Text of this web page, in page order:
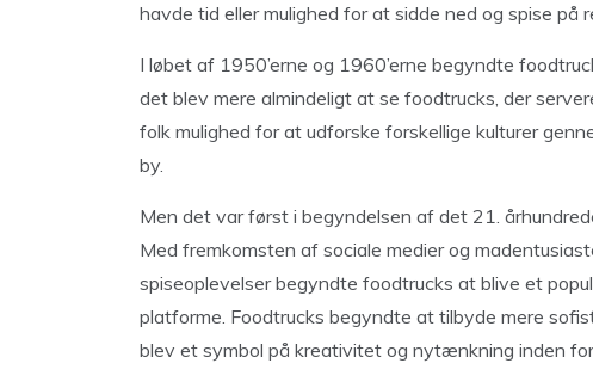
havde tid eller mulighed for at sidde ned og spise på
I løbet af 1950’erne og 1960’erne begyndte
det blev mere almindeligt at se foodtrucks, der
folk mulighed for at udforske forskellige kulturer
by.
Men det var først i begyndelsen af det 21.
Med fremkomsten af sociale medier og
spiseoplevelser begyndte foodtrucks at blive et
platforme. Foodtrucks begyndte at tilbyde mere
blev et symbol på kreativitet og nytænkning inden